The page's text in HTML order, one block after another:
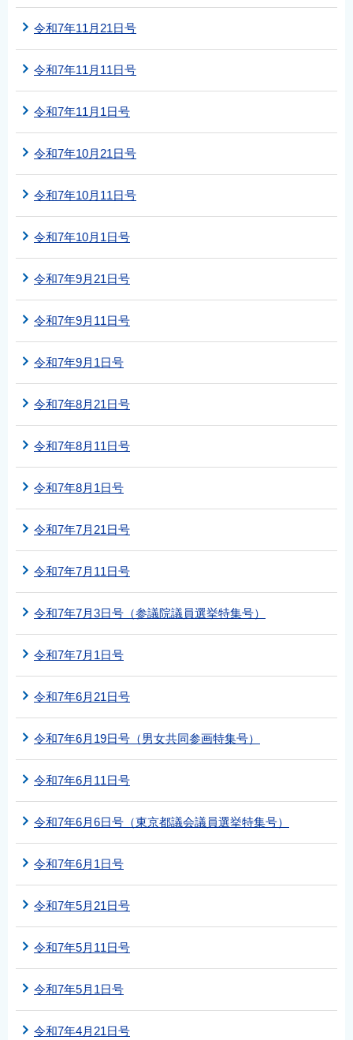
令和7年11月21日号
令和7年11月11日号
令和7年11月1日号
令和7年10月21日号
令和7年10月11日号
令和7年10月1日号
令和7年9月21日号
令和7年9月11日号
令和7年9月1日号
令和7年8月21日号
令和7年8月11日号
令和7年8月1日号
令和7年7月21日号
令和7年7月11日号
令和7年7月3日号（参議院議員選挙特集号）
令和7年7月1日号
令和7年6月21日号
令和7年6月19日号（男女共同参画特集号）
令和7年6月11日号
令和7年6月6日号（東京都議会議員選挙特集号）
令和7年6月1日号
令和7年5月21日号
令和7年5月11日号
令和7年5月1日号
令和7年4月21日号